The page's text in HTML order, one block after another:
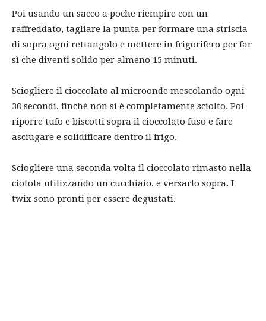
Poi usando un sacco a poche riempire con un
raffreddato, tagliare la punta per formare una striscia
di sopra ogni rettangolo e mettere in frigorifero per far
sì che diventi solido per almeno 15 minuti.
Sciogliere il cioccolato al microonde mescolando ogni
30 secondi, finchè non si è completamente sciolto. Poi
riporre tufo e biscotti sopra il cioccolato fuso e fare
asciugare e solidificare dentro il frigo.
Sciogliere una seconda volta il cioccolato rimasto nella
ciotola utilizzando un cucchiaio, e versarlo sopra. I
twix sono pronti per essere degustati.